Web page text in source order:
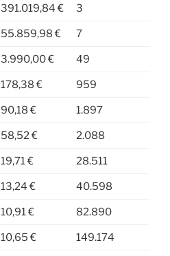
391.019,84 € 3
55.859,98 € 7
3.990,00 € 49
178,38 € 959
90,18 € 1.897
58,52 € 2.088
19,71 € 28.511
13,24 € 40.598
10,91 € 82.890
10,65 € 149.174